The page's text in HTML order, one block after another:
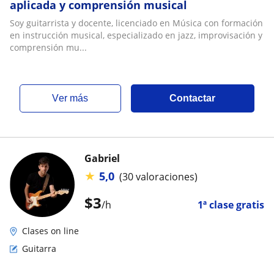
aplicada y comprensión musical
Soy guitarrista y docente, licenciado en Música con formación
en instrucción musical, especializado en jazz, improvisación y
comprensión mu...
ver más Contactar
$3/h 1ª clase gratis
Gabriel
★ 5,0 (30 valoraciones)
Clases on line
Guitarra